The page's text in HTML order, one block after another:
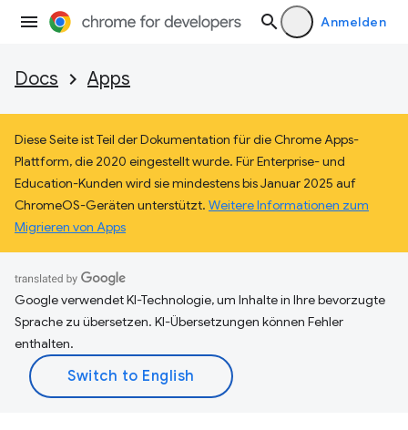
Anmelden
Docs Apps
Diese Seite ist Teil der Dokumentation für die Chrome Apps-
Plattform, die 2020 eingestellt wurde. Für Enterprise- und
Education-Kunden wird sie mindestens bis Januar 2025 auf
ChromeOS-Geräten unterstützt. Weitere Informationen zum
Migrieren von Apps
Google verwendet KI-Technologie, um Inhalte in Ihre bevorzugte
Sprache zu übersetzen. KI-Übersetzungen können Fehler
enthalten.